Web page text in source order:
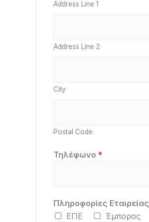
Address Line 1
Address Line 2
City
Postal Code
Τηλέφωνο *
Π
λ
Πληροφορίες Εταιρείας
ΕΠΕ
Έμπορος